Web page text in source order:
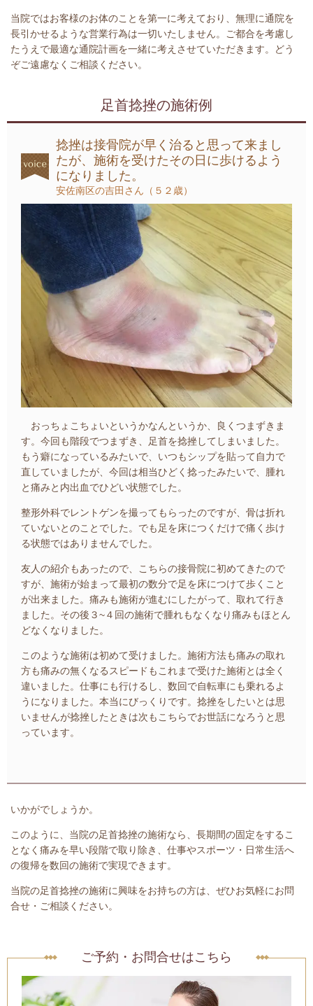
当院ではお客様のお体のことを第一に考えており、無理に通院を
長引かせるような営業行為は一切いたしません。ご都合を考慮し
たうえで最適な通院計画を一緒に考えさせていただきます。どう
ぞご遠慮なくご相談ください。
足首捻挫の施術例
捻挫は接骨院が早く治ると思って来まし
たが、施術を受けたその日に歩けるよう
になりました。
安佐南区の吉田さん（５２歳）
おっちょこちょいというかなんというか、良くつまずきま
す。今回も階段でつまずき、足首を捻挫してしまいました。
もう癖になっているみたいで、いつもシップを貼って自力で
直していましたが、今回は相当ひどく捻ったみたいで、腫れ
と痛みと内出血でひどい状態でした。
整形外科でレントゲンを撮ってもらったのですが、骨は折れ
ていないとのことでした。でも足を床につくだけで痛く歩け
る状態ではありませんでした。
友人の紹介もあったので、こちらの接骨院に初めてきたので
すが、施術が始まって最初の数分で足を床につけて歩くこと
が出来ました。痛みも施術が進むにしたがって、取れて行き
ました。その後３~４回の施術で腫れもなくなり痛みもほとん
どなくなりました。
このような施術は初めて受けました。施術方法も痛みの取れ
方も痛みの無くなるスピードもこれまで受けた施術とは全く
違いました。仕事にも行けるし、数回で自転車にも乗れるよ
うになりました。本当にびっくりです。捻挫をしたいとは思
いませんが捻挫したときは次もこちらでお世話になろうと思
っています。
いかがでしょうか。
このように、当院の足首捻挫の施術なら、長期間の固定をするこ
となく痛みを早い段階で取り除き、仕事やスポーツ・日常生活へ
の復帰を数回の施術で実現できます。
当院の足首捻挫の施術に興味をお持ちの方は、ぜひお気軽にお問
合せ・ご相談ください。
ご予約・お問合せはこちら